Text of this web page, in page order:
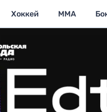
Хоккей MMA